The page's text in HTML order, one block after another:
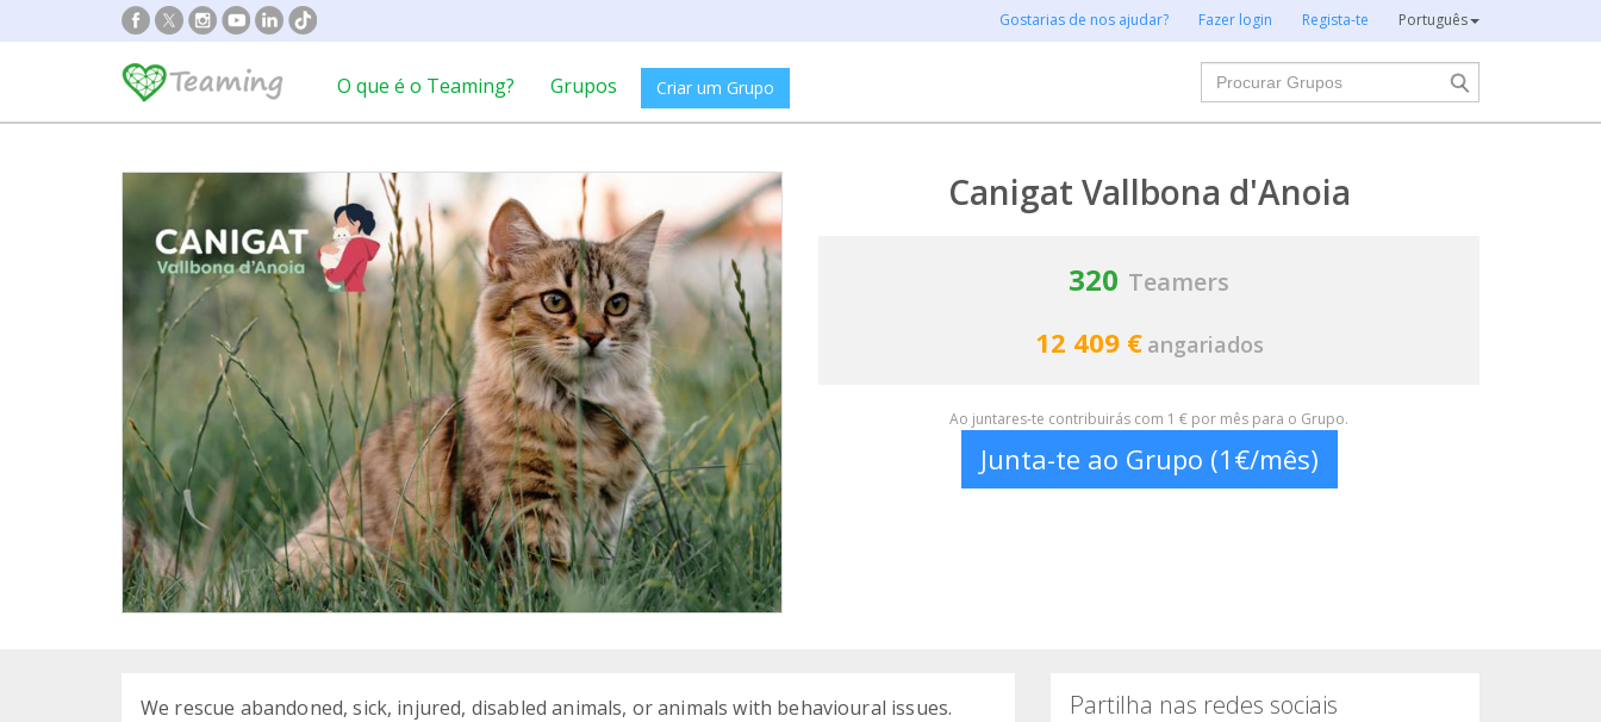
Gostarias de nos ajudar? Fazer login Regista-te Português
O que é o Teaming? Grupos Criar um Grupo
Procurar
Canigat Vallbona d'Anoia
320 Teamers
12 409 € angariados
Ao juntares-te contribuirás com 1 € por mês para o Grupo.
Junta-te ao Grupo (1€/mês)
We rescue abandoned, sick, injured, disabled animals, or animals with behavioural issues.
Partilha nas redes sociais